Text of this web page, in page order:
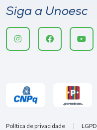
Siga a Unoesc
Política de privacidade LGPD